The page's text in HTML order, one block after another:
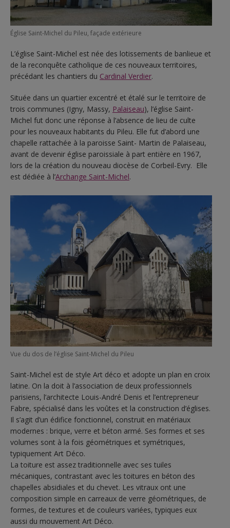
Église Saint-Michel du Pileu, façade extérieure
L’église Saint-Michel est née des lotissements de banlieue et
de la reconquête catholique de ces nouveaux territoires,
précédant les chantiers du Cardinal Verdier.
Située dans un quartier excentré et étalé sur le territoire de
trois communes (Igny, Massy, Palaiseau), l’église Saint-
Michel fut donc une réponse à l’absence de lieu de culte
pour les nouveaux habitants du Pileu. Elle fut d’abord une
chapelle rattachée à la paroisse Saint- Martin de Palaiseau,
avant de devenir église paroissiale à part entière en 1967,
lors de la création du nouveau diocèse de Corbeil-Evry. Elle
est dédiée à l’Archange Saint-Michel.
Vue du dos de l’église Saint-Michel du Pileu
Saint-Michel est de style Art déco et adopte un plan en croix
latine. On la doit à l’association de deux professionnels
parisiens, l’architecte Louis-André Denis et l’entrepreneur
Fabre, spécialisé dans les voûtes et la construction d’églises.
Il s’agit d’un édifice fonctionnel, construit en matériaux
modernes : brique, verre et béton armé. Ses formes et ses
volumes sont à la fois géométriques et symétriques,
typiquement Art Déco.
La toiture est assez traditionnelle avec ses tuiles
mécaniques, contrastant avec les toitures en béton des
chapelles absidiales et du chevet. Les vitraux ont une
composition simple en carreaux de verre géométriques, de
formes, de textures et de couleurs variées, typiques eux
aussi du mouvement Art Déco.